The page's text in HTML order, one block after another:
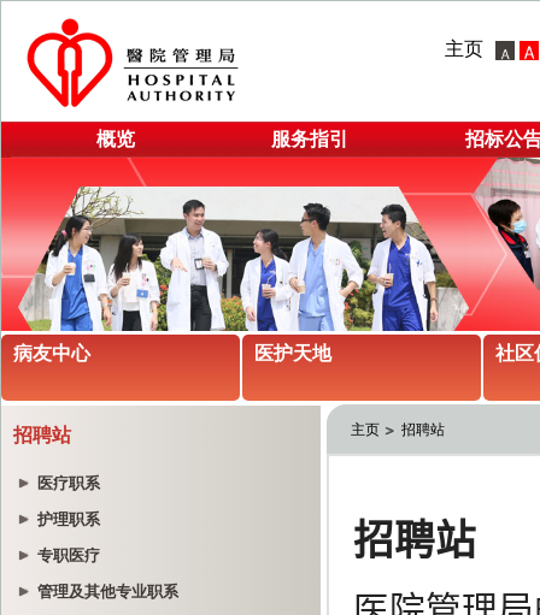
主页
概览 服务指引 招标公
病友中心 医护天地 社区
招聘站
医疗职系
护理职系
专职医疗
管理及其他专业职系
主页 招聘站